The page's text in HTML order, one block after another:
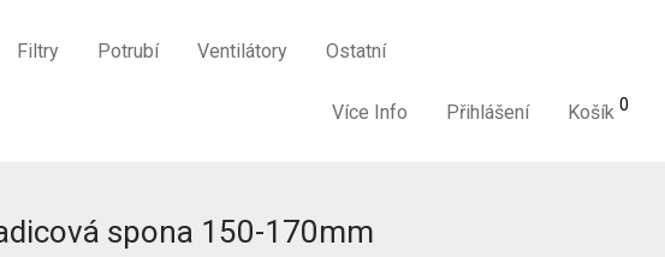
Filtry Potrubí Ventilátory Ostatní
Více Info Přihlášení Košík 0
spona 150-170mm